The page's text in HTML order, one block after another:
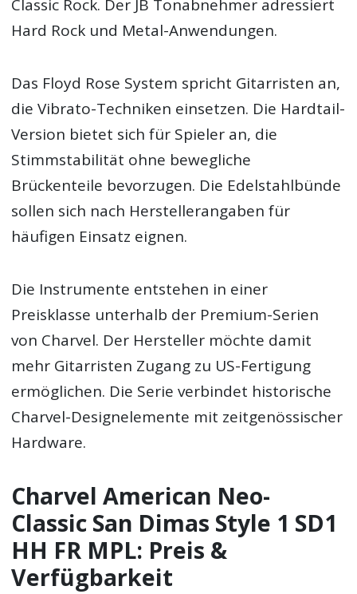
Classic Rock. Der JB Tonabnehmer adressiert
Hard Rock und Metal-Anwendungen.
Das Floyd Rose System spricht Gitarristen an,
die Vibrato-Techniken einsetzen. Die Hardtail-
Version bietet sich für Spieler an, die
Stimmstabilität ohne bewegliche
Brückenteile bevorzugen. Die Edelstahlbünde
sollen sich nach Herstellerangaben für
häufigen Einsatz eignen.
Die Instrumente entstehen in einer
Preisklasse unterhalb der Premium-Serien
von Charvel. Der Hersteller möchte damit
mehr Gitarristen Zugang zu US-Fertigung
ermöglichen. Die Serie verbindet historische
Charvel-Designelemente mit zeitgenössischer
Hardware.
Charvel American Neo-
Classic San Dimas Style 1 SD1
HH FR MPL: Preis &
Verfügbarkeit